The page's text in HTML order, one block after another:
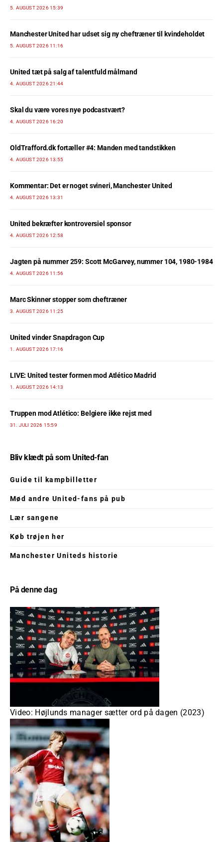
5. AUGUST 2026 15:39
Manchester United har udset sig ny cheftræner til kvindeholdet
5. AUGUST 2026 11:16
United tæt på salg af talentfuld målmand
4. AUGUST 2026 21:44
Skal du være vores nye podcastvært?
4. AUGUST 2026 16:20
OldTrafford.dk fortæller #4: Manden med tandstikken
4. AUGUST 2026 13:55
Kommentar: Det er noget svineri, Manchester United
4. AUGUST 2026 13:31
United bekræfter kontroversiel sponsor
4. AUGUST 2026 12:58
Jagten på nummer 259: Scott McGarvey, nummer 104, 1980-1984
4. AUGUST 2026 11:56
Marc Skinner stopper som cheftræner
3. AUGUST 2026 11:25
United vinder Snapdragon Cup
1. AUGUST 2026 17:16
LIVE: United tester formen mod Atlético Madrid
1. AUGUST 2026 14:13
Truppen mod Atlético: Belgiere ikke rejst med
31. JULI 2026 15:59
Bliv klædt på som United-fan
Guide til kampbilletter
Mød andre United-fans på pub
Lær sangene
Køb trøjen her
Manchester Uniteds historie
På denne dag
Video: Højlunds manager sætter ord på dagen (2023)